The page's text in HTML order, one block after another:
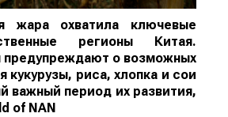
жара охватила ключевые
регионы Китая.
предупреждают о возможных
кукурузы, риса, хлопка и сои
важный период их развития,
of NAN